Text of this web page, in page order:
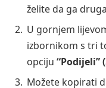
želite da ga
U gornjem
izbornikom s tri
opciju “Podijeli”
Možete kopirati